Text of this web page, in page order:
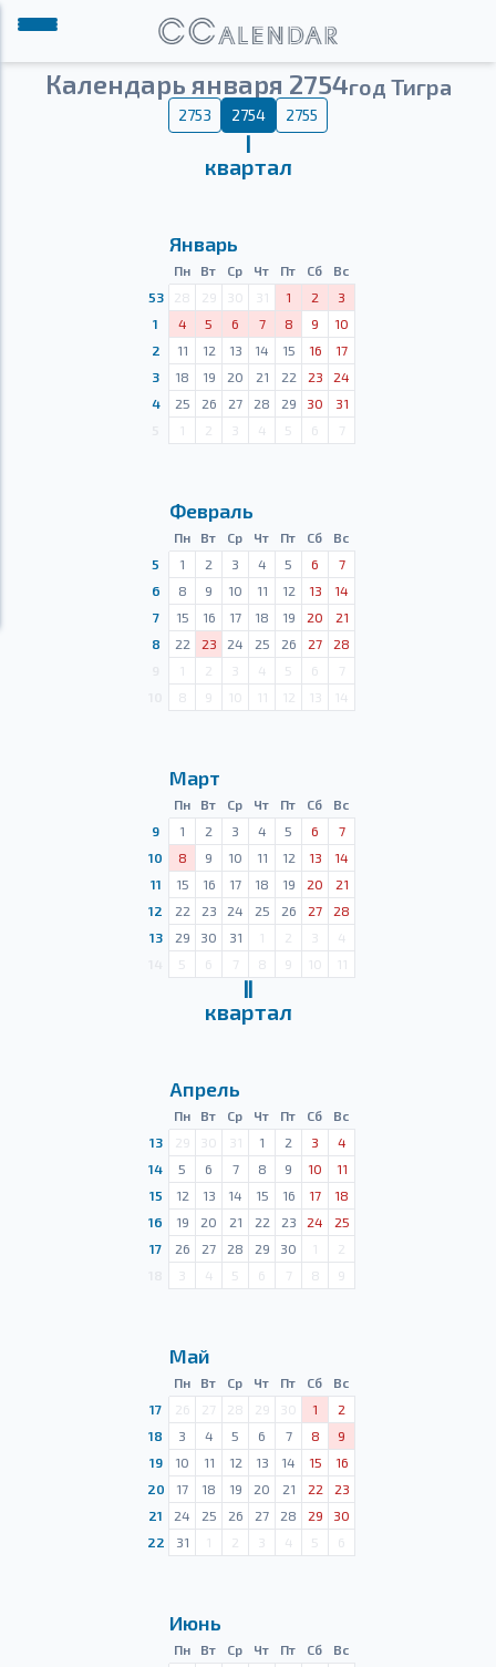
Календарь января 2754год Тигра
2753 2754 2755
Ⅰ
квартал
Январь
Пн Вт Ср Чт Пт Сб
Вс
53
28 29 30 31 1 2
3
1
4 5 6 7 8 9
10
2
11 12 13 14 15 16
17
3
18 19 20 21 22 23
24
4
25 26 27 28 29 30
31
1 2 3 4 5 6 7
Февраль
Пн Вт Ср Чт Пт Сб
Вс
5
1 2 3 4 5 6
7
6
8 9 10 11 12 13
14
7
15 16 17 18 19 20
21
8
22 23 24 25 26 27
28
1 2 3 4 5 6
7
8 9 10 11 12 13 14
Март
Пн Вт Ср Чт Пт Сб
Вс
9
1 2 3 4 5 6
7
10
8 9 10 11 12 13
14
11
15 16 17 18 19 20
21
12
22 23 24 25 26 27
28
13
29 30 31 1 2 3
4
5 6 7 8 9 10 11
Ⅱ
квартал
Апрель
Пн Вт Ср Чт Пт Сб
Вс
13
29 30 31 1 2 3
4
14
5 6 7 8 9 10
11
15
12 13 14 15 16 17
18
16
19 20 21 22 23 24
25
17
26 27 28 29 30 1
2
3 4 5 6 7 8 9
Май
Пн Вт Ср Чт Пт Сб
Вс
17
26 27 28 29 30 1
2
18
3 4 5 6 7 8
9
19
10 11 12 13 14 15
16
20
17 18 19 20 21 22
23
21
24 25 26 27 28 29
30
22
31 1 2 3 4 5 6
Июнь
Пн Вт Ср Чт Пт Сб
Вс